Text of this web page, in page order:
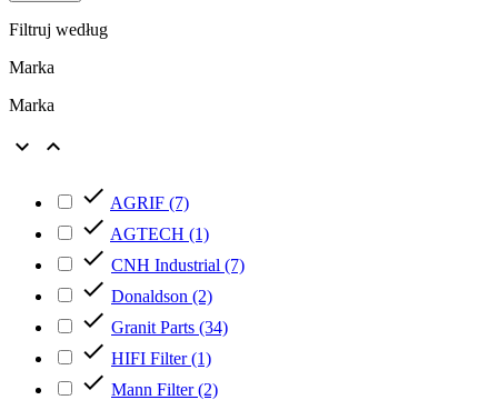
Filtruj według
Marka
Marka


 AGRIF (7)
 AGTECH (1)
 CNH Industrial (7)
 Donaldson (2)
 Granit Parts (34)
 HIFI Filter(1)
 Mann Filter(2)